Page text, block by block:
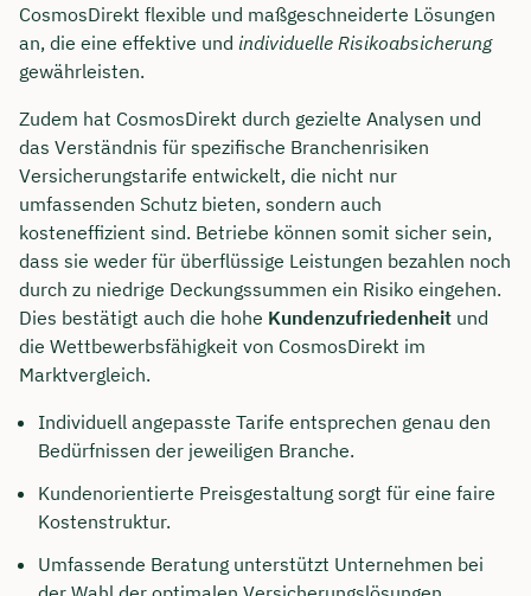
CosmosDirekt flexible und maßgeschneiderte Lösungen
an, die eine effektive und individuelle Risikoabsicherung
gewährleisten.
Zudem hat CosmosDirekt durch gezielte Analysen und
das Verständnis für spezifische Branchenrisiken
Versicherungstarife entwickelt, die nicht nur
umfassenden Schutz bieten, sondern auch
kosteneffizient sind. Betriebe können somit sicher sein,
dass sie weder für überflüssige Leistungen bezahlen noch
durch zu niedrige Deckungssummen ein Risiko eingehen.
Dies bestätigt auch die hohe Kundenzufriedenheit und
die Wettbewerbsfähigkeit von CosmosDirekt im
Marktvergleich.
Individuell angepasste Tarife entsprechen genau den
Bedürfnissen der jeweiligen Branche.
Kundenorientierte Preisgestaltung sorgt für eine faire
Kostenstruktur.
Umfassende Beratung unterstützt Unternehmen bei
Jetzt persönliches
Beratungsgespräch mit Jonas
Ubben sichern 🤝
Wir beraten dich Montag bis Freitag von 8 bis